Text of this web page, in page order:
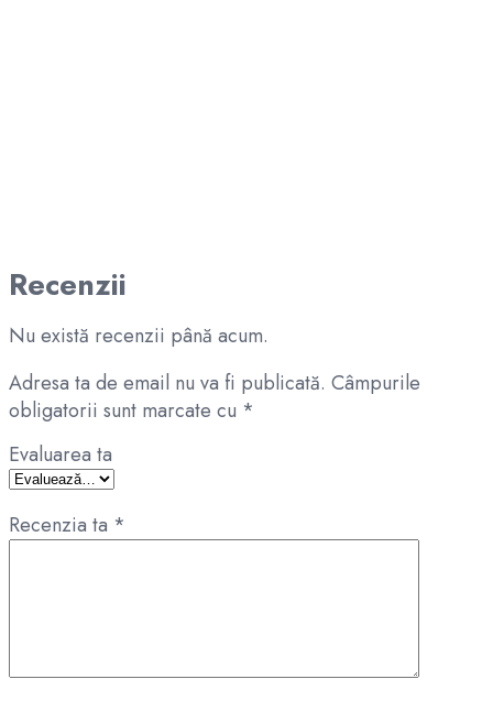
Recenzii
Nu există recenzii până acum.
Adresa ta de email nu va fi publicată. Câmpurile
obligatorii sunt marcate cu *
Evaluarea ta
Recenzia ta *